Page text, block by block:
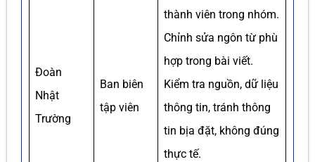
Đoàn
Nhật
Trường
Ban biên
tập viên
thành viên trong nhóm.
Chỉnh sửa ngôn từ phù
hợp trong bài viết.
Kiểm tra nguồn, dữ liệu
thông tin, tránh thông
tin bịa đặt, không đúng
thực tế.